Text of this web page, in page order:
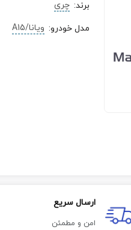
برند: چری
مدل خودرو: ویانا/A15
ارسال سریع
امن و مطمئن